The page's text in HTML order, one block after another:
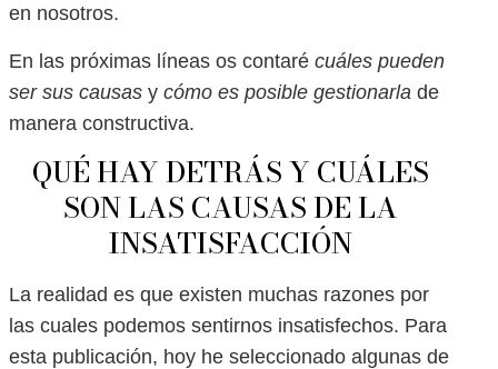
en nosotros.
En las próximas líneas os contaré cuáles pueden
ser sus causas y cómo es posible gestionarla de
manera constructiva.
QUÉ HAY DETRÁS Y CUÁLES
SON LAS CAUSAS DE LA
INSATISFACCIÓN
La realidad es que existen muchas razones por
las cuales podemos sentirnos insatisfechos. Para
esta publicación, hoy he seleccionado algunas de